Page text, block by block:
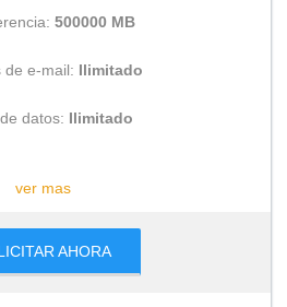
500000 MB
de e-mail: Ilimitado
datos: Ilimitado
ver mas
AHORA